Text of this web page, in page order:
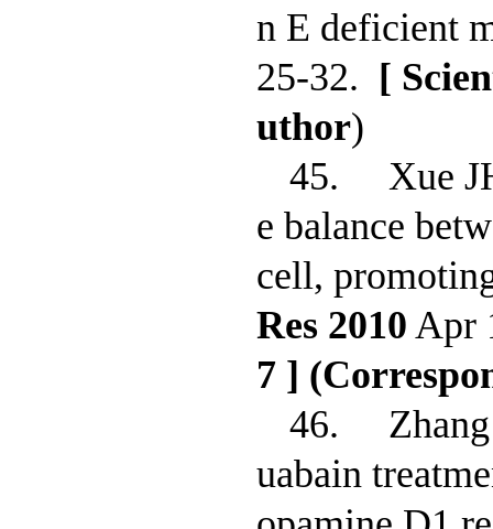
n E deficient
25-32. [
uthor)
45. Xue
e balance
cell,
Res 2010 Apr
7 ]
46.
uabain